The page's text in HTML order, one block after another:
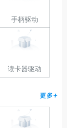
手柄驱动
读卡器驱动
更多+